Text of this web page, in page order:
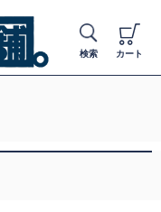
検索 カート